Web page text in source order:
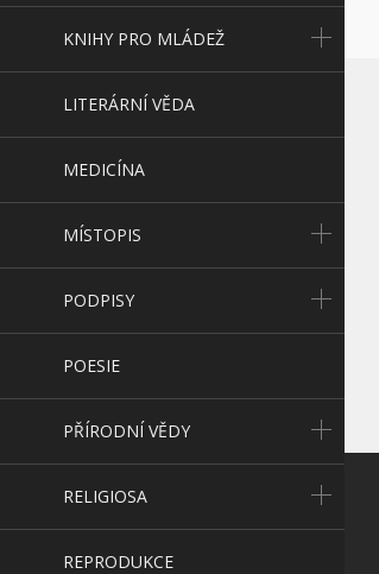
KNIHY PRO MLÁDEŽ
LITERÁRNÍ VĚDA
MEDICÍNA
MÍSTOPIS
PODPISY
POESIE
PŘÍRODNÍ VĚDY
RELIGIOSA
REPRODUKCE